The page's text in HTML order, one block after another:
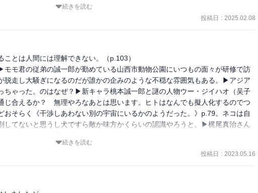
続きを読む
投稿日 : 2025.02.08
とは人間には理解できない。（p.103）
モ君の従弟の誠一郎が勤めている山西市動物公園にいつもの面々が研修で訪
脱走し大騒ぎになるのだが誰かの企みのような不穏な雰囲気もある。▶アジア
ちゃった。のはなぜ？▶新キャラ桃本誠一郎と謎の人物ウー・ジイハオ（吴子
合えるか？　無理やろなあとは思います。ヒトはなんでも擬人化するのでつ
おそらく《干渉しあわない別の宇宙にいるかのようだった。》p.79。ネコは自
してないと思うし犬ですら敵か味方かくらいの認識やろうと。▶梶尾真治さん
＝＝＝＝＝＝
（これまでに読んだ全巻分／★は主要語）
続きを読む
投稿日 : 2023.05.16